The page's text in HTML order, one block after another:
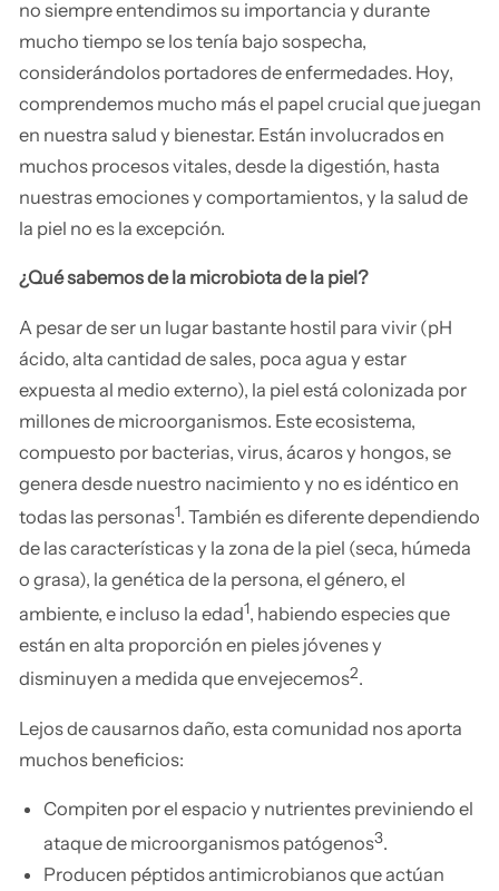
no siempre entendimos su importancia y durante
mucho tiempo se los tenía bajo sospecha,
considerándolos portadores de enfermedades. Hoy,
comprendemos mucho más el papel crucial que juegan
en nuestra salud y bienestar. Están involucrados en
muchos procesos vitales, desde la digestión, hasta
nuestras emociones y comportamientos, y la salud de
la piel no es la excepción.
¿Qué sabemos de la microbiota de la piel?
A pesar de ser un lugar bastante hostil para vivir (pH
ácido, alta cantidad de sales, poca agua y estar
expuesta al medio externo), la piel está colonizada por
millones de microorganismos. Este ecosistema,
compuesto por bacterias, virus, ácaros y hongos, se
genera desde nuestro nacimiento y no es idéntico en
todas las personas1. También es diferente dependiendo
de las características y la zona de la piel (seca, húmeda
o grasa), la genética de la persona, el género, el
ambiente, e incluso la edad1, habiendo especies que
están en alta proporción en pieles jóvenes y
disminuyen a medida que envejecemos2.
Lejos de causarnos daño, esta comunidad nos aporta
muchos beneficios:
Compiten por el espacio y nutrientes previniendo el
ataque de microorganismos patógenos3.
Producen péptidos antimicrobianos que actúan